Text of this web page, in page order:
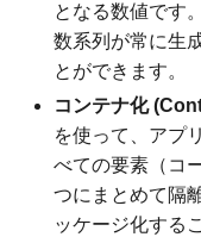
となる数値です
数系列が常に生
とができます。
コンテナ化
を使って、アプ
べての要素（コ
つにまとめて隔
ッケージ化する